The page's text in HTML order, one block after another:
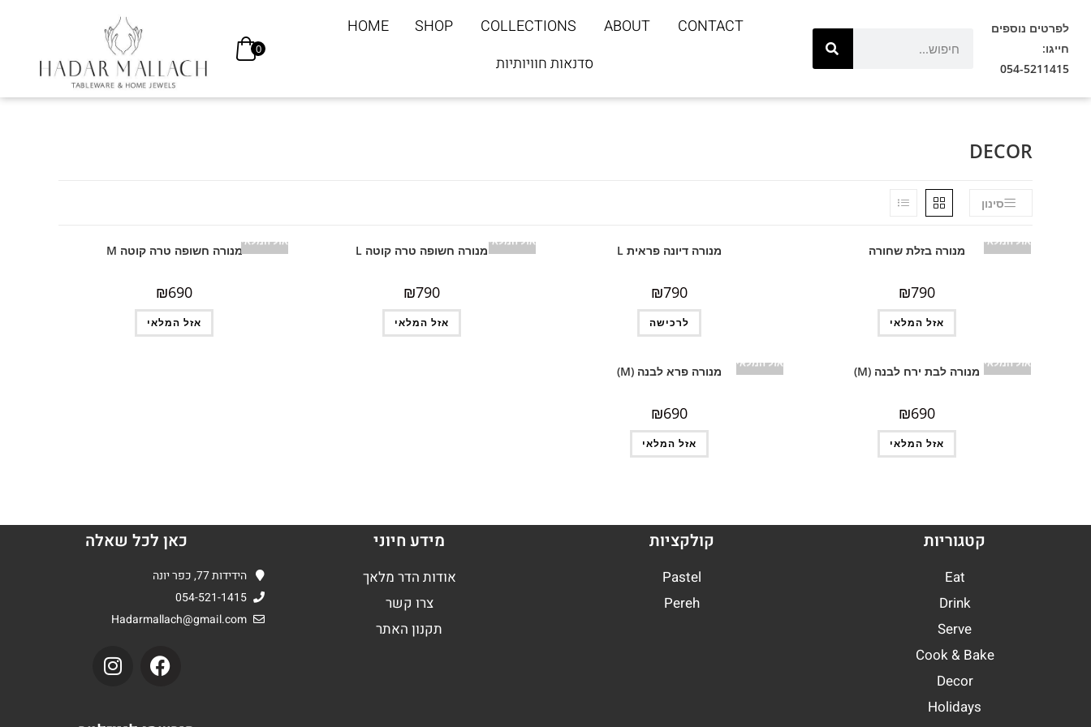
לפרטים נוספים
חייגו:
054-5211415
HOME SHOP COLLECTIONS ABOUT
CONTACT
סדנאות חוויותיות
0
DECOR
סינון
אזל המלאי
מנורה בזלת שחורה
₪790
אזל המלאי
מנורה דיונה פראית L
₪790
לרכישה
אזל המלאי
מנורה חשופה טרה קוטה L
₪790
אזל המלאי
אזל המלאי
מנורה חשופה טרה קוטה M
₪690
אזל המלאי
אזל המלאי
מנורה לבת ירח לבנה (M)
₪690
אזל המלאי
אזל המלאי
מנורה פרא לבנה (M)
₪690
אזל המלאי
קטגוריות
Eat
Drink
Serve
Cook & Bake
Decor
Holidays
קולקציות
Pastel
Pereh
מידע חיוני
אודות הדר מלאך
צרו קשר
תקנון האתר
כאן לכל שאלה
הידידות 77, כפר יונה
054-521-1415
Hadarmallach@gmail.com